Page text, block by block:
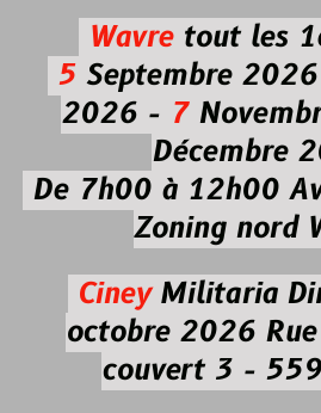
Wavretout les
5Septembre
2026 -7
Décembre
De 7h00 à 12h00
Zoning nord
CineyMilitaria
octobre 2026Rue
couvert 3 -